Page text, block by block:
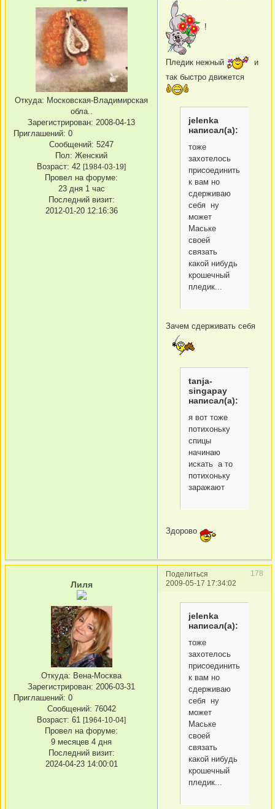
Откуда: Московская-Владимирская
обла..
Зарегистрирован: 2008-04-13
Приглашений: 0
Сообщений: 5247
Пол: Женский
Возраст: 42 [1984-03-19]
Провел на форуме:
23 дня 1 час
Последний визит:
2012-01-20 12:16:36
!
Пледик нежный
и
так быстро движется
jelenka
написал(а):
тоже
захотелось
присоединиться
к вам но
сдерживаю
себя ну
может
Маське
своей
связать
какой нибудь
крошечный
пледик...
Зачем сдерживать себя
tanja-
singapay
написал(а):
я вот тоже
потихоньку
спицы
начинаю
искать а то
потихоньку
заражают
Здорово
Поделиться
178
2009-05-17 17:34:02
Лиля
Откуда: Вена-Москва
Зарегистрирован: 2006-03-31
Приглашений: 0
Сообщений: 76042
Возраст: 61 [1964-10-04]
Провел на форуме:
9 месяцев 4 дня
Последний визит:
2024-04-23 14:00:01
jelenka
написал(а):
тоже
захотелось
присоединиться
к вам но
сдерживаю
себя ну
может
Маське
своей
связать
какой нибудь
крошечный
пледик...